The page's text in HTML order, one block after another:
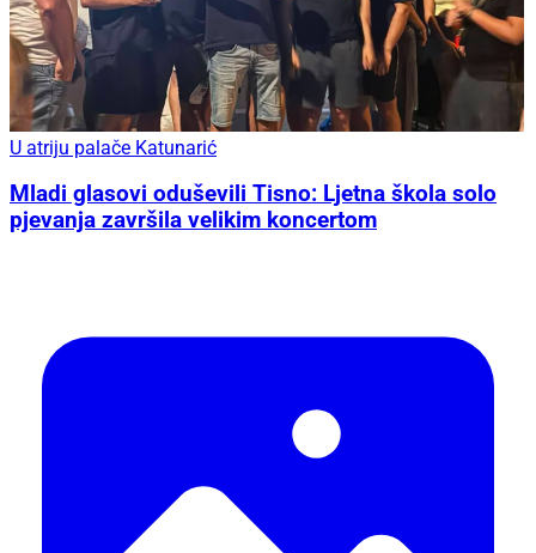
U atriju palače Katunarić
Mladi glasovi oduševili Tisno: Ljetna škola solo
pjevanja završila velikim koncertom